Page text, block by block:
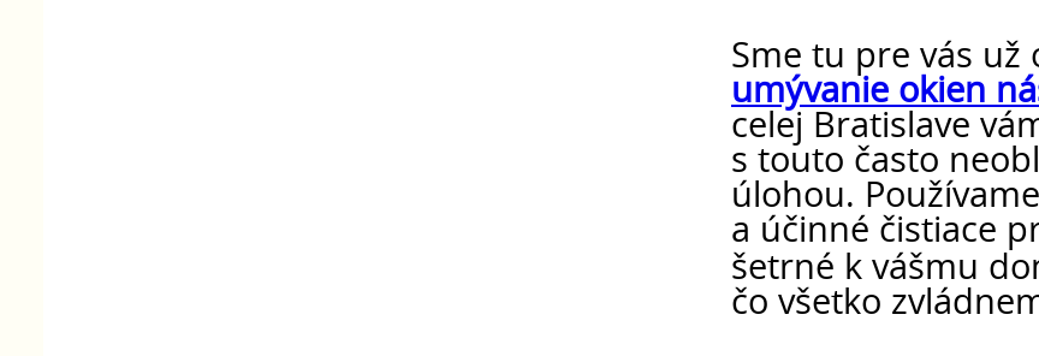
Sme tu pre vás už
umývanie okien
celej Bratislave
s touto často
úlohou.
a účinné čistiace
šetrné k vášmu
čo všetko